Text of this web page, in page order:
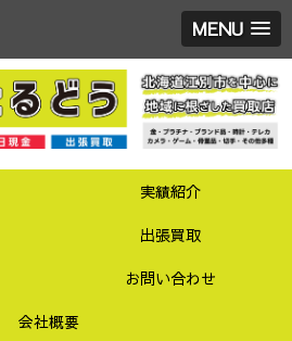
MENU
実績紹介
出張買取
お問い合わせ
会社概要